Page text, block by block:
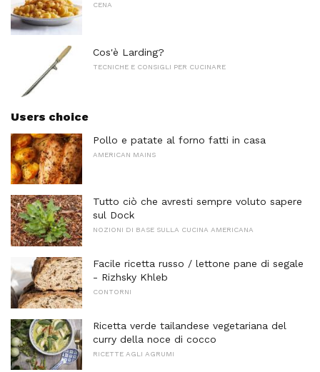
CENA
Cos'è Larding?
TECNICHE E CONSIGLI PER CUCINARE
Users choice
Pollo e patate al forno fatti in casa
AMERICAN MAINS
Tutto ciò che avresti sempre voluto sapere
sul Dock
NOZIONI DI BASE SULLA CUCINA AMERICANA
Facile ricetta russo / lettone pane di segale
- Rizhsky Khleb
CONTORNI
Ricetta verde tailandese vegetariana del
curry della noce di cocco
RICETTE AGLI AGRUMI